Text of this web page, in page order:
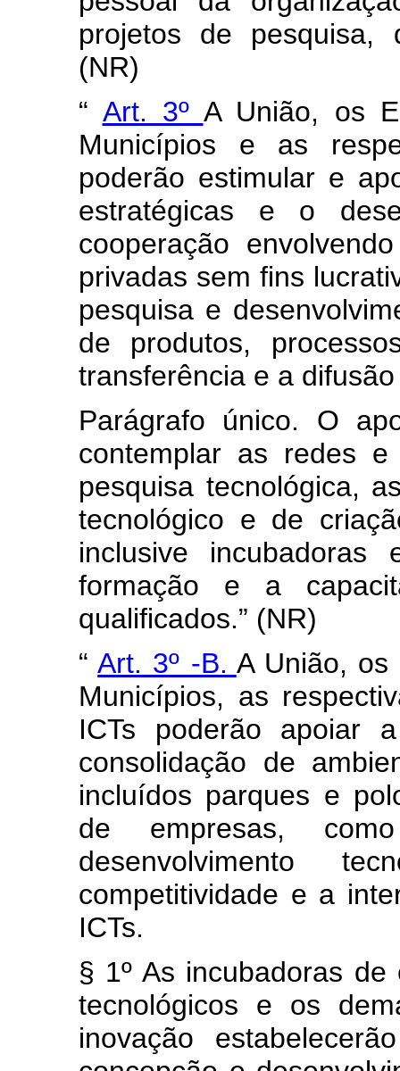
projetos de pesquisa,
(NR)
“ Art. 3º A União, os
Municípios e as
poderão estimular e
estratégicas e o
cooperação
privadas sem fins
pesquisa e
de produtos,
transferência e a
Parágrafo único. O
contemplar as redes
pesquisa tecnológica,
tecnológico e de
inclusive
formação e a
qualificados.” (NR)
“Art. 3º -B. A União, os
Municípios, as
ICTs poderão apoiar
consolidação de
incluídos parques e
de empresas,
desenvolvimento
competitividade e a
ICTs.
§ 1º As incubadoras
tecnológicos e os
inovação